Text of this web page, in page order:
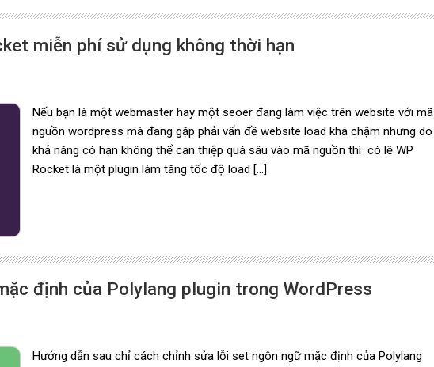
miễn phí sử dụng không thời hạn
Nếu bạn là một webmaster hay một seoer đang làm việc trên website với mã
nguồn wordpress mà đang gặp phải vấn đề website load khá chậm nhưng do
khả năng có hạn không thể can thiệp quá sâu vào mã nguồn thì có lẽ WP
Rocket là một plugin làm tăng tốc độ load […]
định của Polylang plugin trong WordPress
Hướng dẫn sau chỉ cách chỉnh sửa lỗi set ngôn ngữ mặc định của Polylang